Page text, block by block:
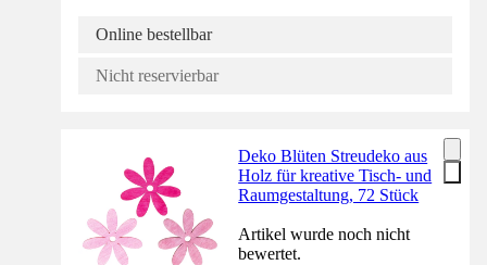
Online bestellbar
Nicht reservierbar
Deko Blüten Streudeko aus
Holz für kreative Tisch- und
Raumgestaltung, 72 Stück
Artikel wurde noch nicht
bewertet.